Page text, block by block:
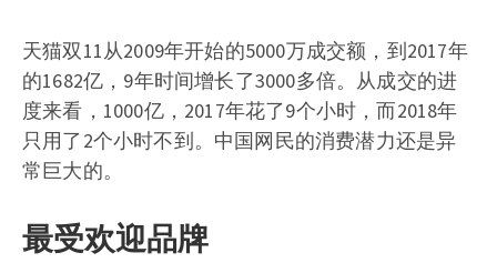
天猫双11从2009年开始的5000万成交额，到2017年
的1682亿，9年时间增长了3000多倍。从成交的进
度来看，1000亿，2017年花了9个小时，而2018年
只用了2个小时不到。中国网民的消费潜力还是异
常巨大的。
最受欢迎品牌